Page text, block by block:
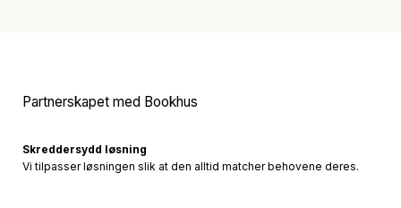
Partnerskapet med Bookhus
Skreddersydd løsning
Vi tilpasser løsningen slik at den alltid matcher behovene deres.